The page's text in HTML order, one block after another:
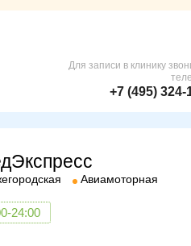
Для записи в клинику
+7 (495) 324-
Авиамоторная
24:00